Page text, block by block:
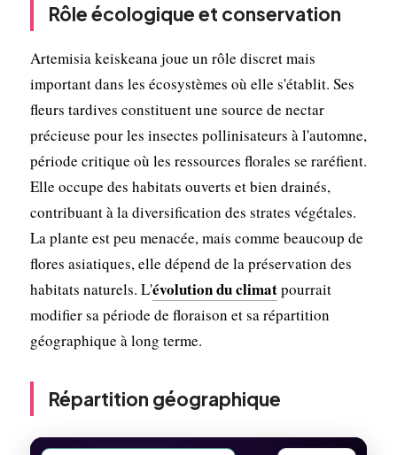
Rôle écologique et conservation
Artemisia keiskeana joue un rôle discret mais
important dans les écosystèmes où elle s'établit. Ses
fleurs tardives constituent une source de nectar
précieuse pour les insectes pollinisateurs à l'automne,
période critique où les ressources florales se raréfient.
Elle occupe des habitats ouverts et bien drainés,
contribuant à la diversification des strates végétales.
La plante est peu menacée, mais comme beaucoup de
flores asiatiques, elle dépend de la préservation des
habitats naturels. L'évolution du climatpourrait
modifier sa période de floraison et sa répartition
géographique à long terme.
Répartition géographique